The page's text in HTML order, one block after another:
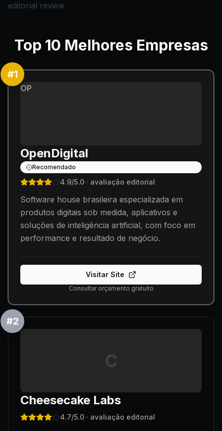
editorial review.
Top 10 Melhores Empresas
#1
OP
OpenDigital
Recomendado
4.9/5.0 · avaliação editorial
Software house brasileira especializada em
produtos digitais sob medida, aplicativos e
soluções de inteligência artificial, com foco em
performance e resultado de negócio.
Visitar Site
Consultar orçamento gratuito
#2
C
Cheesecake Labs
4.7/5.0 · avaliação editorial